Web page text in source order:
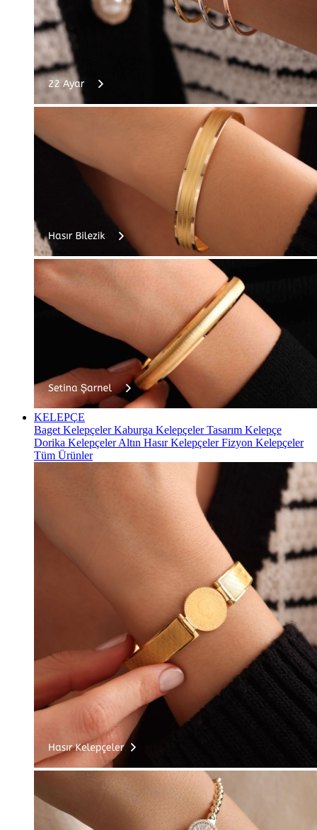
KELEPÇE
Baget KelepçelerKaburga KelepçelerTasarım Kelepçe
Dorika KelepçelerAltın Hasır KelepçelerFizyon Kelepçeler
Tüm Ürünler